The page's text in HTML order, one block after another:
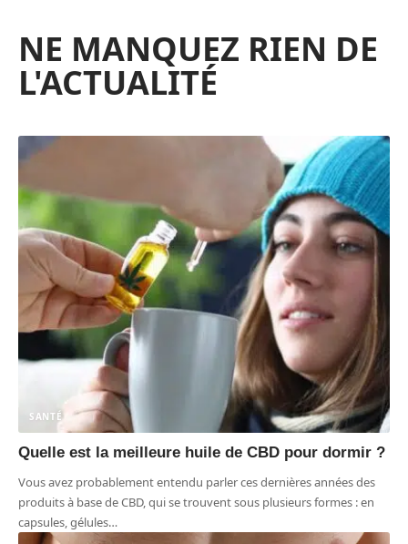
NE MANQUEZ RIEN DE
L'ACTUALITÉ
SANTÉ
Quelle est la meilleure huile de CBD pour dormir ?
Vous avez probablement entendu parler ces dernières années des
produits à base de CBD, qui se trouvent sous plusieurs formes : en
capsules, gélules…